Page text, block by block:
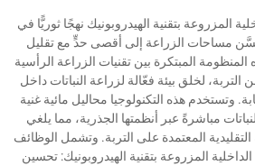
المزروعة بتقنية الهيدروبونيك نهجًا ثوريًّا في
مساحات الزراعة إلى أقصى حدٍّ مع تقليل
المبتكرة بين تقنيات الزراعة الرأسية
التربة، لخلق بيئة فعّالة لزراعة النباتات داخل
وتستخدم هذه التكنولوجيا محاليل مائية غنية
مباشرةً عبر أنظمتها الجذرية، مما يلغي
المعتمدة على التربة. وتشمل الوظائف
المزروعة بتقنية الهيدروبونيك: تحسين